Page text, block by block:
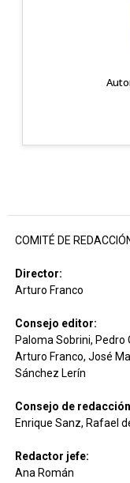
COMITÉ DE
Director:
Arturo Franco
Consejo editor:
Paloma Sobrini, Pedro
Arturo Franco, José
Sánchez Lerín
Consejo de
Enrique Sanz, Rafael
Redactor jefe:
Ana Román